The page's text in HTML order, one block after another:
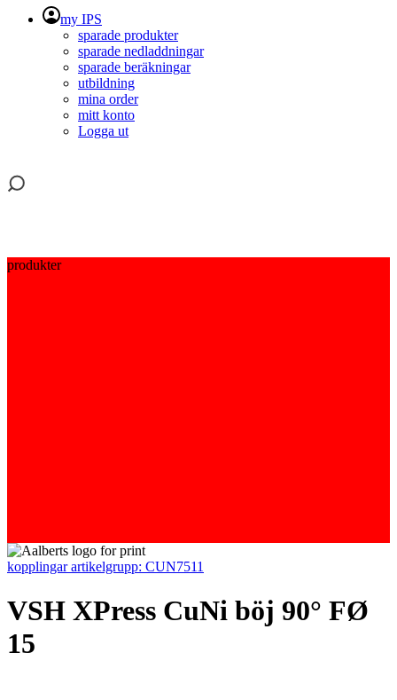
my IPS
sparade produkter
sparade nedladdningar
sparade beräkningar
utbildning
mina order
mitt konto
Logga ut
produkter
kopplingarartikelgrupp: CUN7511
VSH XPress CuNi böj 90° FØ
15